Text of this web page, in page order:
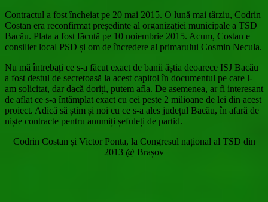
Contractul a fost încheiat pe 20 mai 2015. O lună mai târziu, Codrin
Costan era reconfirmat președinte al organizației municipale a TSD
Bacău. Plata a fost făcută pe 10 noiembrie 2015. Acum, Costan e
consilier local PSD și om de încredere al primarului Cosmin Necula.
Nu mă întrebați ce s-a făcut exact de banii ăștia deoarece ISJ Bacău
a fost destul de secretoasă la acest capitol în documentul pe care l-
am solicitat, dar dacă doriți, putem afla. De asemenea, ar fi interesant
de aflat ce s-a întâmplat exact cu cei peste 2 milioane de lei din acest
proiect. Adică să știm și noi cu ce s-a ales județul Bacău, în afară de
niște contracte pentru anumiți șefuleți de partid.
Codrin Costan și Victor Ponta, la Congresul național al TSD din
2013 @ Brașov